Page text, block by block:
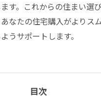
す。これからの住まい選
なたの住宅購入がよりス
うサポートします。
目次